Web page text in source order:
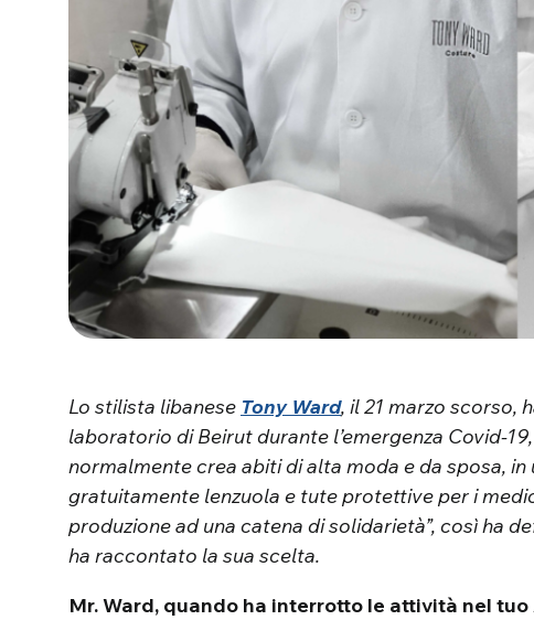
Lo stilista libanese Tony Ward, il 21 marzo scorso,
laboratorio di Beirut durante l’emergenza Covid-
normalmente crea abiti di alta moda e da sposa,
gratuitamente lenzuola e tute protettive per i
produzione ad una catena di solidarietà”, così ha
ha raccontato la sua scelta.
Mr. Ward, quando ha interrotto le attività nel tuo